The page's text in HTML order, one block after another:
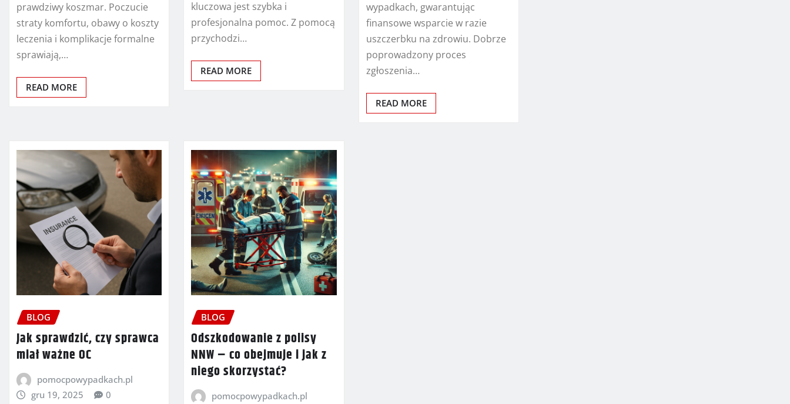
prawdziwy koszmar. Poczucie
straty komfortu, obawy o koszty
leczenia i komplikacje formalne
sprawiają,…
READ MORE
kluczowa jest szybka i
profesjonalna pomoc. Z pomocą
przychodzi…
READ MORE
wypadkach, gwarantując
finansowe wsparcie w razie
uszczerbku na zdrowiu. Dobrze
poprowadzony proces
zgłoszenia…
READ MORE
BLOG
Jak sprawdzić, czy sprawca
miał ważne OC
pomocpowypadkach.pl
gru 19, 2025
0
BLOG
Odszkodowanie z polisy
NNW – co obejmuje i jak z
niego skorzystać?
pomocpowypadkach.pl